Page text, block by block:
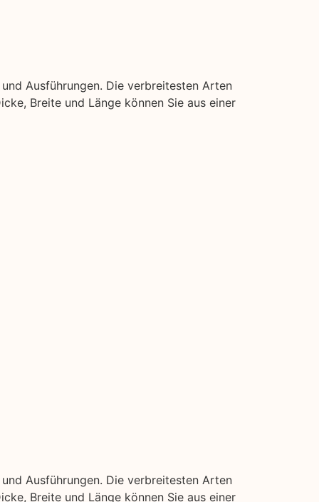
Ausführungen. Die verbreitesten Arten
Breite und Länge können Sie aus einer
Ausführungen. Die verbreitesten Arten
Breite und Länge können Sie aus einer